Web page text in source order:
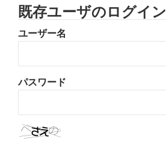
既存ユーザのログイン
ユーザー名
パスワード